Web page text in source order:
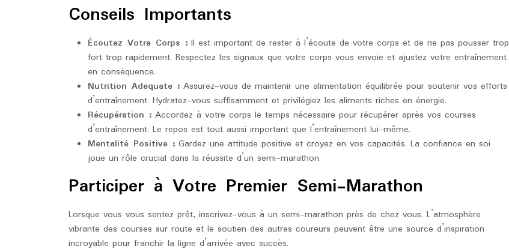
Conseils Importants
Écoutez Votre Corps : Il est important de rester à l’écoute de votre corps et de ne pas pousser trop
fort trop rapidement. Respectez les signaux que votre corps vous envoie et ajustez votre entraînement
en conséquence.
Nutrition Adequate : Assurez-vous de maintenir une alimentation équilibrée pour soutenir vos efforts
d’entraînement. Hydratez-vous suffisamment et privilégiez les aliments riches en énergie.
Récupération : Accordez à votre corps le temps nécessaire pour récupérer après vos courses
d’entraînement. Le repos est tout aussi important que l’entraînement lui-même.
Mentalité Positive : Gardez une attitude positive et croyez en vos capacités. La confiance en soi
joue un rôle crucial dans la réussite d’un semi-marathon.
Participer à Votre Premier Semi-Marathon
Lorsque vous vous sentez prêt, inscrivez-vous à un semi-marathon près de chez vous. L’atmosphère
vibrante des courses sur route et le soutien des autres coureurs peuvent être une source d’inspiration
incroyable pour franchir la ligne d’arrivée avec succès.